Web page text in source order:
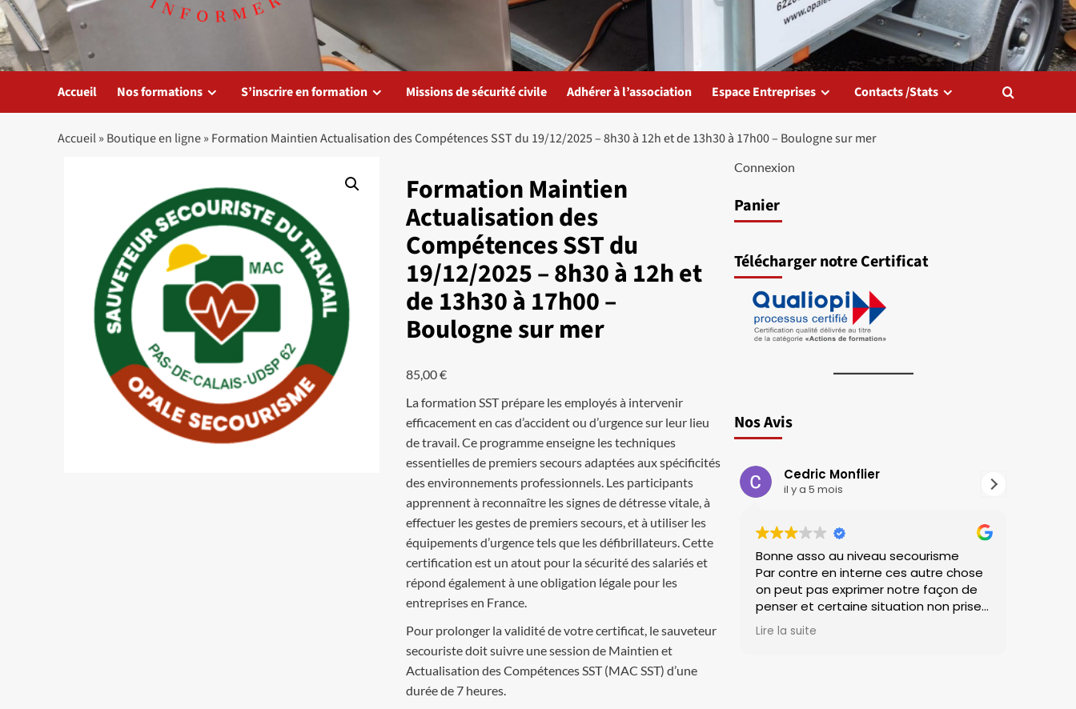
Accueil Nos formations S’inscrire en formation Missions de sécurité civile Adhérer à l’association Espace Entreprises Contacts /Stats
Accueil» Boutique en ligne» Formation Maintien Actualisation des Compétences SST du 19/12/2025 – 8h30 à 12h et de 13h30 à 17h00 – Boulogne sur mer
Formation Maintien
Actualisation des
Compétences SST du
19/12/2025 – 8h30 à 12h et
de 13h30 à 17h00 –
Boulogne sur mer
85,00€
La formation SST prépare les employés à intervenir
efficacement en cas d’accident ou d’urgence sur leur lieu
de travail. Ce programme enseigne les techniques
essentielles de premiers secours adaptées aux spécificités
des environnements professionnels. Les participants
apprennent à reconnaître les signes de détresse vitale, à
effectuer les gestes de premiers secours, et à utiliser les
équipements d’urgence tels que les défibrillateurs. Cette
certification est un atout pour la sécurité des salariés et
répond également à une obligation légale pour les
entreprises en France.
Pour prolonger la validité de votre certificat, le sauveteur
secouriste doit suivre une session de Maintien et
Actualisation des Compétences SST (MAC SST) d’une
durée de 7 heures.
Connexion
Panier
Télécharger notre Certificat
Nos Avis
Cedric Monflier
il y a 5 mois
Bonne asso au niveau secourisme
Par contre en interne ces autre chose
on peut pas exprimer notre façon de
penser et certaine situation non prise
au sérieux.
Concernant à l'aide au victime rien à
Lire la suite